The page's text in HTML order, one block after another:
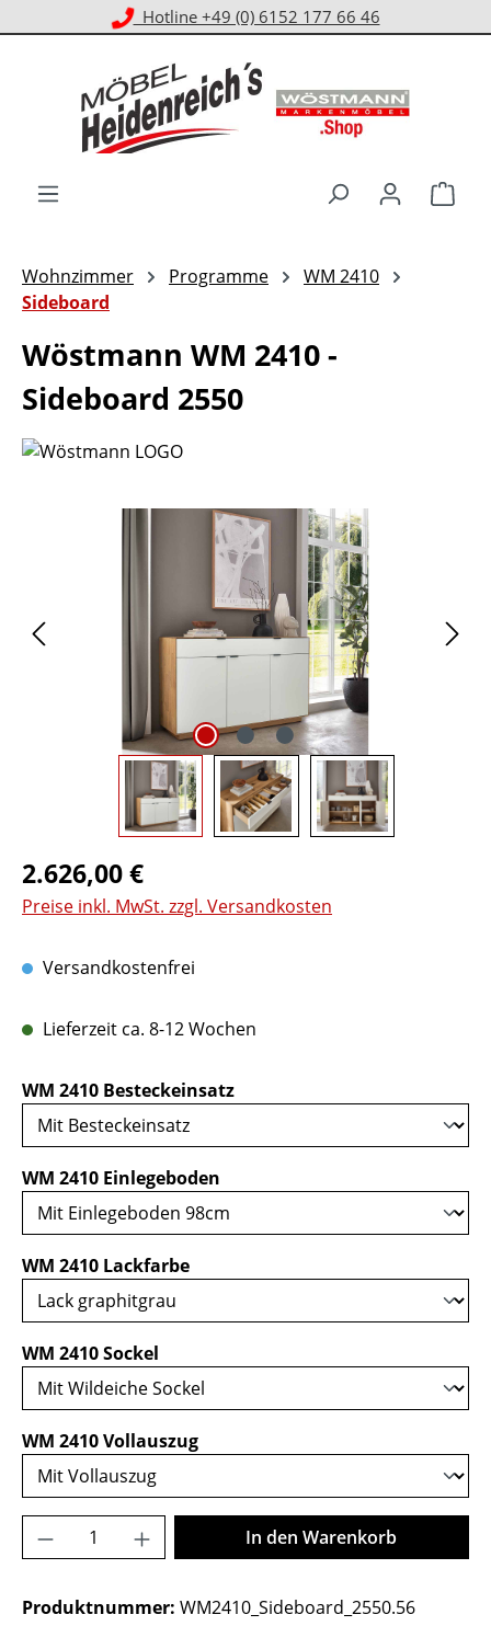
Zum Hauptinhalt springen
Kostenloser Versand ab 1.000 € EKwert**
Wohnzimmer Programme
WM 2410
Sideboard
Wöstmann WM 2410 -
Sideboard 2550
Bildergalerie überspringen
Regulärer Preis:
2.626,00 €
Preise inkl. MwSt. zzgl. Versandkosten
Versandkostenfrei
Lieferzeit ca. 8-12 Wochen
WM 2410 Besteckeinsatzauswählen
WM 2410 Einlegeboden
WM 2410 Lackfarbeauswählen
WM 2410 Sockel
WM 2410 Vollauszugauswählen
Produkt Anzahl: Gib den gewünschten
In den Warenkorb
Produktnummer: WM2410_Sideboard_2550.56